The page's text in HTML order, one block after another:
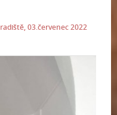
03.červenec 2022